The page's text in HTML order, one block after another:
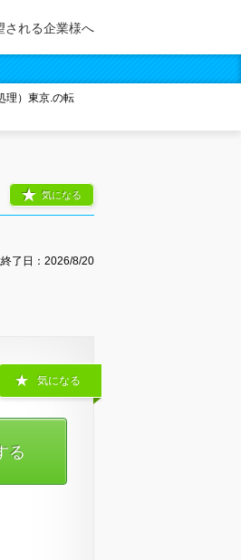
される企業様へ
理）東京.の転
了日： 2026/8/20
気になる
気になる
る